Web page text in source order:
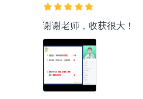
谢谢老师，收获很大！